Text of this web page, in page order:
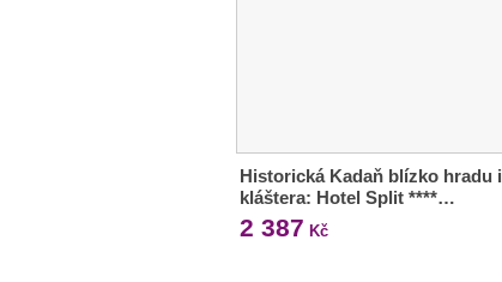
Historická Kadaň blízko hradu i
kláštera: Hotel Split ****…
2 387 Kč